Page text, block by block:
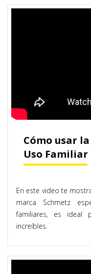
Cómo usar
Uso Familiar
En este video te
marca Schmetz
familiares, es ideal
increíbles.